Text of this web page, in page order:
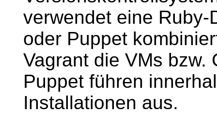
verwendet eine Ruby-
oder Puppet
Vagrant die VMs bzw.
Puppet führen
Installationen aus.